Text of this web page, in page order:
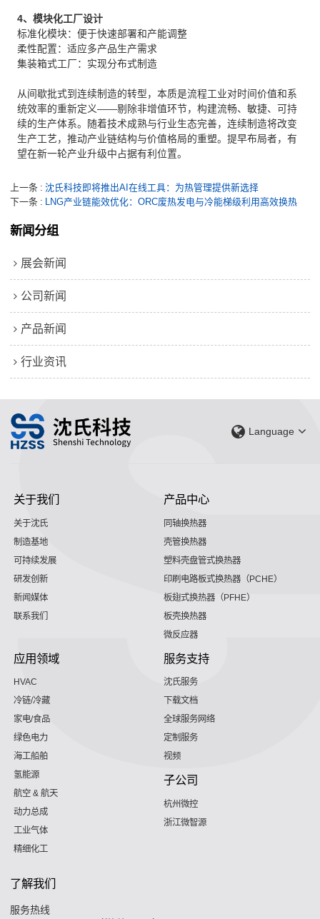
4、模块化工厂设计
标准化模块：便于快速部署和产能调整
柔性配置：适应多产品生产需求
集装箱式工厂：实现分布式制造
从间歇批式到连续制造的转型，本质是流程工业对时间价值和系
统效率的重新定义——剔除非增值环节，构建流畅、敏捷、可持
续的生产体系。随着技术成熟与行业生态完善，连续制造将改变
生产工艺，推动产业链结构与价值格局的重塑。提早布局者，有
望在新一轮产业升级中占据有利位置。
上一条
沈氏科技即将推出AI在线工具：为热管理提供新选择
下一条
LNG产业链能效优化：ORC废热发电与冷能梯级利用高效换热
新闻分组
展会新闻
公司新闻
产品新闻
行业资讯
Language
关于我们
关于沈氏
制造基地
可持续发展
研发创新
新闻媒体
联系我们
产品中心
同轴换热器
壳管换热器
塑料壳盘管式换热器
印刷电路板式换热器（PCHE）
板翅式换热器（PFHE）
板壳换热器
微反应器
应用领域
HVAC
冷链/冷藏
家电/食品
绿色电力
海工船舶
氢能源
航空 & 航天
动力总成
工业气体
精细化工
服务支持
沈氏服务
下载文档
全球服务网络
定制服务
视频
子公司
杭州微控
浙江微智源
了解我们
服务热线